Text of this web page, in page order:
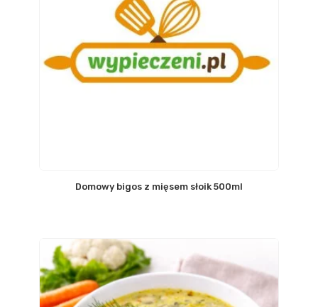
Domowy bigos z mięsem słoik 500ml